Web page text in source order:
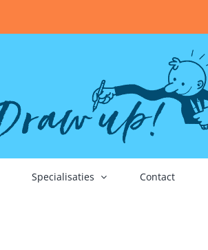
Specialisaties Contact